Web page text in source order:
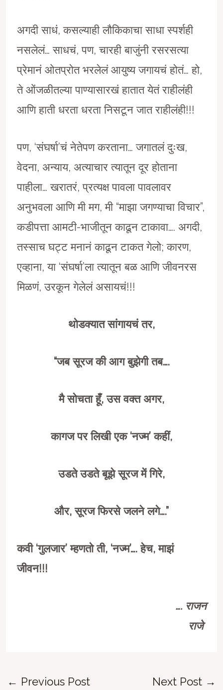
अगदी साधं, कसल्याही लौकिकाचा साधा स्पर्शही
नसलेलं… साधचं, पण, चारही बाजुंनी रसरसत्या
प्रेमानं ओतप्रोत भरलेलं आयुष्य जगायचं होतं… हो,
ते ओंजळीतल्या पाण्यासारखं हातात येतं राहीलंही
आणि हाती धरता धरता निसटून जात राहीलंही!!!
पण, ‘संघर्षा’चं नेतेपण करताना… जगातलं दुःख,
वेदना, अन्याय, अत्याचार त्यातून दूर होताना
पाहीला… खरातरं, प्रत्यक्ष पावला पावलावर
अनुभवला आणि मी मग, मी “माझा जगण्याचा विचार”,
कडीपत्ता आमटी-भाजीतून काढून टाकावा…. अगदी,
तस्साच घट्ट मनानं काढून टाकत गेलो; कारण,
एव्हाना, या ‘संघर्षा’ला त्यातून बळ आणि जीवनरस
मिळणं, उरकून गेलेलं असायचं!!!
थोडक्यात सांगायचं तर,
“जब सूरज की आग बुझेगी तब….
मै सोचता हूँ,उस वक्त अगर,
कागज पर लिखी एक‘नज्म’कहीं,
उडते उडते बूझे सूरज में गिरे,
और,सूरज फिरसे जलने लगे….”
कवी ‘गुलजार’म्हणतो ती, ‘नज्म’….हेच,माझं
जीवन!!!
…. राजन
राजे
Post
← Previous Post Next Post →